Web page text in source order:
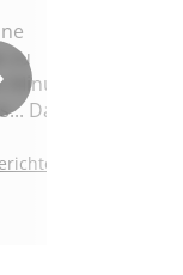
zu
Danke!